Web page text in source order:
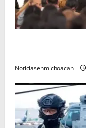
Noticiasenmichoacan